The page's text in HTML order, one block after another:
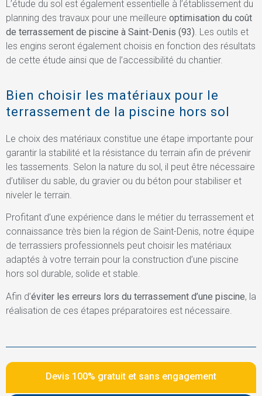
L’étude du sol est également essentielle à l’établissement du
planning des travaux pour une meilleure optimisation du coût
de terrassement de piscine à Saint-Denis (93) . Les outils et
les engins seront également choisis en fonction des résultats
de cette étude ainsi que de l’accessibilité du chantier.
Bien choisir les matériaux pour le
terrassement de la piscine hors sol
Le choix des matériaux constitue une étape importante pour
garantir la stabilité et la résistance du terrain afin de prévenir
les tassements. Selon la nature du sol, il peut être nécessaire
d’utiliser du sable, du gravier ou du béton pour stabiliser et
niveler le terrain.
Profitant d’une expérience dans le métier du terrassement et
connaissance très bien la région de Saint-Denis, notre équipe
de terrassiers professionnels peut choisir les matériaux
adaptés à votre terrain pour la construction d’une piscine
hors sol durable, solide et stable.
Afin d’éviter les erreurs lors du terrassement d’une piscine, la
réalisation de ces étapes préparatoires est nécessaire.
Devis 100% gratuit et sans engagement